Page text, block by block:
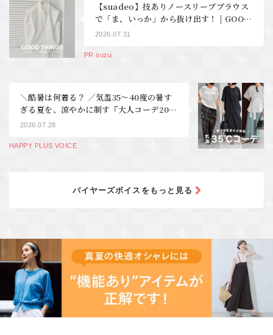
【suadeo】技ありノースリーブブラウス
で「ま、いっか」から抜け出す！ | GOOD
THINGS Vol.122
2026.07.31
PR suzu
＼酷暑は何着る？ ／気温35～40度の暑す
ぎる夏を、涼やかに制す『大人コーデ20
選』【40代・50代 ファッション】
2026.07.28
HAPPY PLUS VOICE
バイヤーズボイスをもっと見る